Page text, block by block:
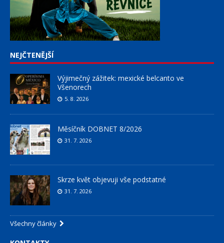
NEJČTENĚJŠÍ
Výjimečný zážitek: mexické belcanto ve
Všenorech
5. 8. 2026
Měsíčník DOBNET 8/2026
31. 7. 2026
Skrze květ objevuji vše podstatné
31. 7. 2026
Všechny články